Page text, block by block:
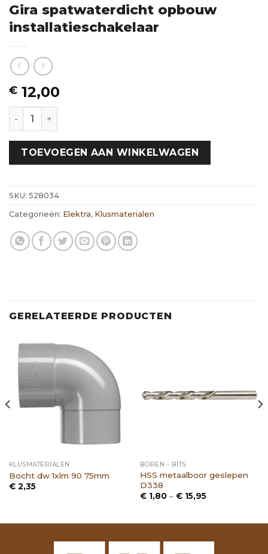
Gira spatwaterdicht opbouw
installatieschakelaar
€ 12,00
Gira spatwaterdicht opbouw installatieschakelaar
TOEVOEGEN AAN WINKELWAGEN
SKU: 528034
Categorieën: Elektra, Klusmaterialen
GERELATEERDE PRODUCTEN
KLUSMATERIALEN
Bocht dw 1xlm 90 75mm
€2,35
BOREN - BITS
HSS metaalboor geslepen
D338
€1,80 – €15,95Prijsklasse: